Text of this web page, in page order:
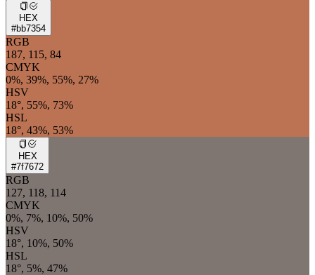
HEX
#bb7354
RGB
187, 115, 84
CMYK
0%, 39%, 55%, 27%
HSV
18°, 55%, 73%
HSL
18°, 43%, 53%
HEX
#7f7672
RGB
127, 118, 114
CMYK
0%, 7%, 10%, 50%
HSV
18°, 10%, 50%
HSL
18°, 5%, 47%